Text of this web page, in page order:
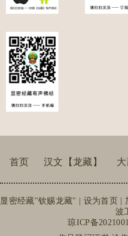
首页 汉文【龙藏】 大
显密经藏"钦赐龙藏" | 设为首页
波
琼ICP备